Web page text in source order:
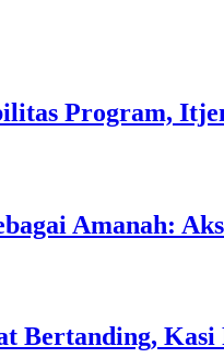
Program,
Amanah:
Bertanding,